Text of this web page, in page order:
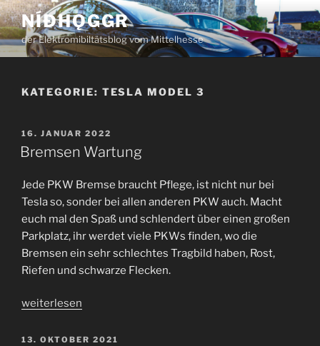
Zum
Inhalt
springen
NÍÐHǪGGR
der Elektromibiltätsblog vom Mittelhesse
KATEGORIE: TESLA MODEL 3
VERÖFFENTLICHT
AM
16. JANUAR 2022
Bremsen Wartung
Jede PKW Bremse braucht Pflege, ist nicht nur bei
Tesla so, sonder bei allen anderen PKW auch. Macht
euch mal den Spaß und schlendert über einen großen
Parkplatz, ihr werdet viele PKWs finden, wo die
Bremsen ein sehr schlechtes Tragbild haben, Rost,
Riefen und schwarze Flecken.
„Bremsen
weiterlesen
VERÖFFENTLICHT
13. OKTOBER 2021